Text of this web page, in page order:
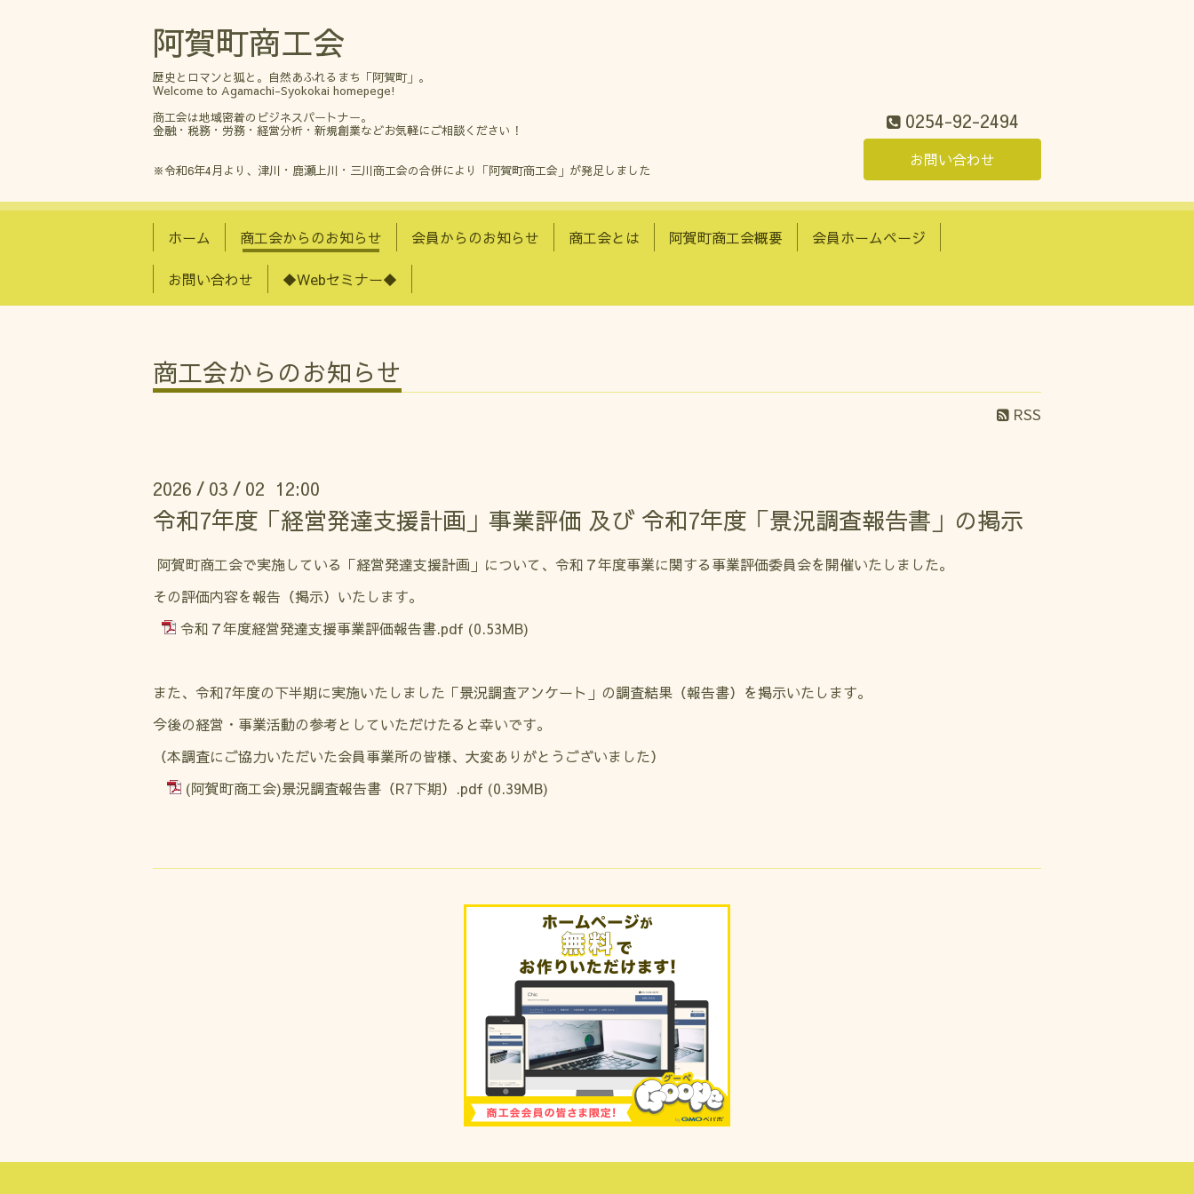
阿賀町商工会
歴史とロマンと狐と。自然あふれるまち「阿賀町」。
Welcome to Agamachi-Syokokai homepege!
商工会は地域密着のビジネスパートナー。
金融・税務・労務・経営分析・新規創業などお気軽にご相談ください！
※令和6年4月より、津川・鹿瀬上川・三川商工会の合併により「阿賀町商工会」が発足しました
0254-92-2494
お問い合わせ
ホーム 商工会からのお知らせ 会員からのお知らせ 商工会とは 阿賀町商工会概要 会員ホームページ
お問い合わせ ◆Webセミナー◆
商工会からのお知らせ
RSS
2026 / 03 / 02 12:00
令和7年度「経営発達支援計画」事業評価 及び 令和7年度「景況調査報告書」の掲示
阿賀町商工会で実施している「経営発達支援計画」について、令和７年度事業に関する事業評価委員会を開催いたしました。
その評価内容を報告（掲示）いたします。
令和７年度経営発達支援事業評価報告書.pdf (0.53MB)
また、令和7年度の下半期に実施いたしました「景況調査アンケート」の調査結果（報告書）を掲示いたします。
今後の経営・事業活動の参考としていただけたると幸いです。
（本調査にご協力いただいた会員事業所の皆様、大変ありがとうございました）
(阿賀町商工会)景況調査報告書（R7下期）.pdf (0.39MB)